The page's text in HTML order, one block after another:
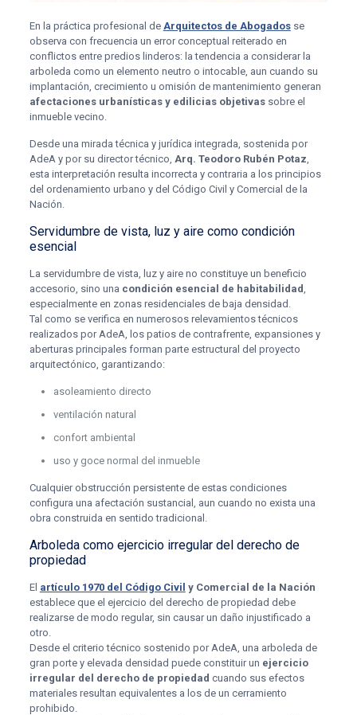
En la práctica profesional de Arquitectos de Abogadosse
observa con frecuencia un error conceptual reiterado en
conflictos entre predios linderos: la tendencia a considerar la
arboleda como un elemento neutro o intocable, aun cuando su
implantación, crecimiento u omisión de mantenimiento generan
afectaciones urbanísticas y edilicias objetivassobre el
inmueble vecino.
Desde una mirada técnica y jurídica integrada, sostenida por
AdeA y por su director técnico, Arq. Teodoro Rubén Potaz
esta interpretación resulta incorrecta y contraria a los principios
del ordenamiento urbano y del Código Civil y Comercial de la
Nación.
Servidumbre de vista, luz y aire como condición
esencial
La servidumbre de vista, luz y aire no constituye un beneficio
accesorio, sino una condición esencial de habitabilidad
especialmente en zonas residenciales de baja densidad.
Tal como se verifica en numerosos relevamientos técnicos
realizados por AdeA, los patios de contrafrente, expansiones y
aberturas principales forman parte estructural del proyecto
arquitectónico, garantizando:
asoleamiento directo
ventilación natural
confort ambiental
uso y goce normal del inmueble
Cualquier obstrucción persistente de estas condiciones
configura una afectación sustancial, aun cuando no exista una
obra construida en sentido tradicional.
Arboleda como ejercicio irregular del derecho de
propiedad
El artículo 1970 del Código Civil y Comercial de la Nación
establece que el ejercicio del derecho de propiedad debe
realizarse de modo regular, sin causar un daño injustificado a
otro.
Desde el criterio técnico sostenido por AdeA, una arboleda de
gran porte y elevada densidad puede constituir un ejercicio
irregular del derecho de propiedad cuando sus efectos
materiales resultan equivalentes a los de un cerramiento
prohibido.